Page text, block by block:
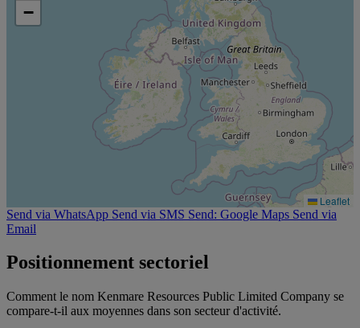
−
Leaflet
Send via WhatsApp Send via SMS Send: Google Maps Send via
Email
Positionnement sectoriel
Comment le nom Kenmare Resources Public Limited Company se
compare-t-il aux moyennes dans son secteur d'activité.